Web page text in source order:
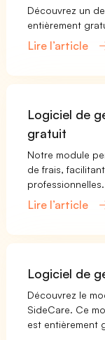
Découvrez un
entièrement
Lire l’article
Logiciel de
gratuit
Notre module
de frais,
Lire l’article
Logiciel de
Découvrez le
SideCare. Ce
est entièrement